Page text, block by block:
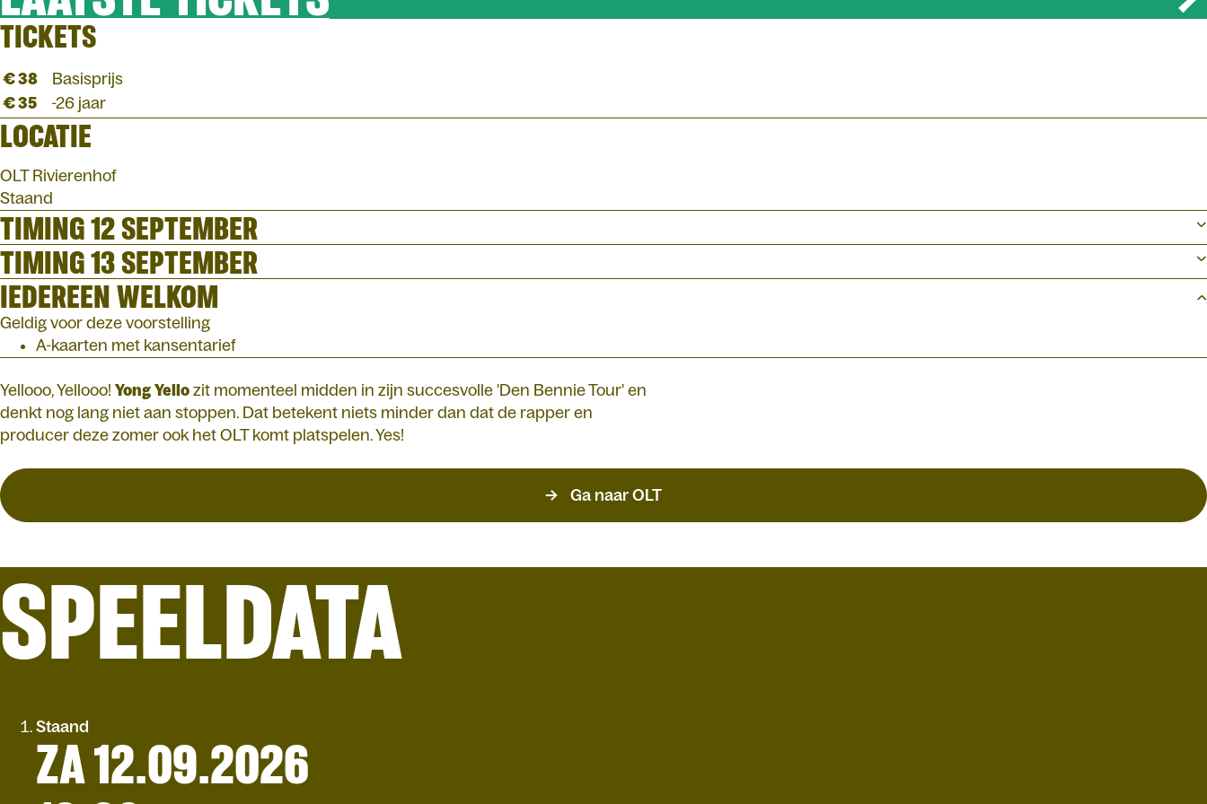
TICKETS
€ 38
Basisprijs
€ 35
-26 jaar
LOCATIE
OLT Rivierenhof
Staand
TIMING 12 SEPTEMBER
TIMING 13 SEPTEMBER
IEDEREEN WELKOM
Geldig voor deze voorstelling
A-kaarten met kansentarief
Yellooo, Yellooo! Yong Yello zit momenteel midden in zijn succesvolle 'Den Bennie Tour' en
denkt nog lang niet aan stoppen. Dat betekent niets minder dan dat de rapper en
producer deze zomer ook het OLT komt platspelen. Yes!
Ga naar OLT
SPEELDATA
Staand
ZA 12.09.2026